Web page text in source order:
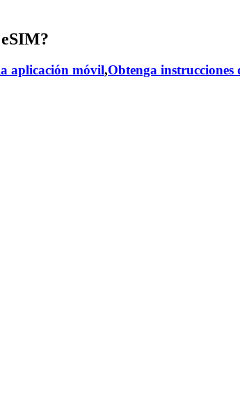
aplicación móvil,Obtenga instrucciones